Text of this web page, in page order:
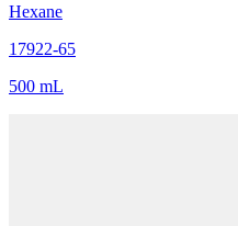
Hexane
17922-65
500 mL